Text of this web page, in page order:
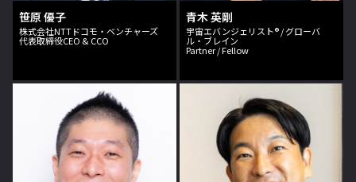
笹原 優子
株式会社NTTドコモ・ベンチャーズ
代表取締役CEO & CCO
青木 英剛
宇宙エバンジェリスト® / グローバ
ル・ブレイン
Partner / Fellow